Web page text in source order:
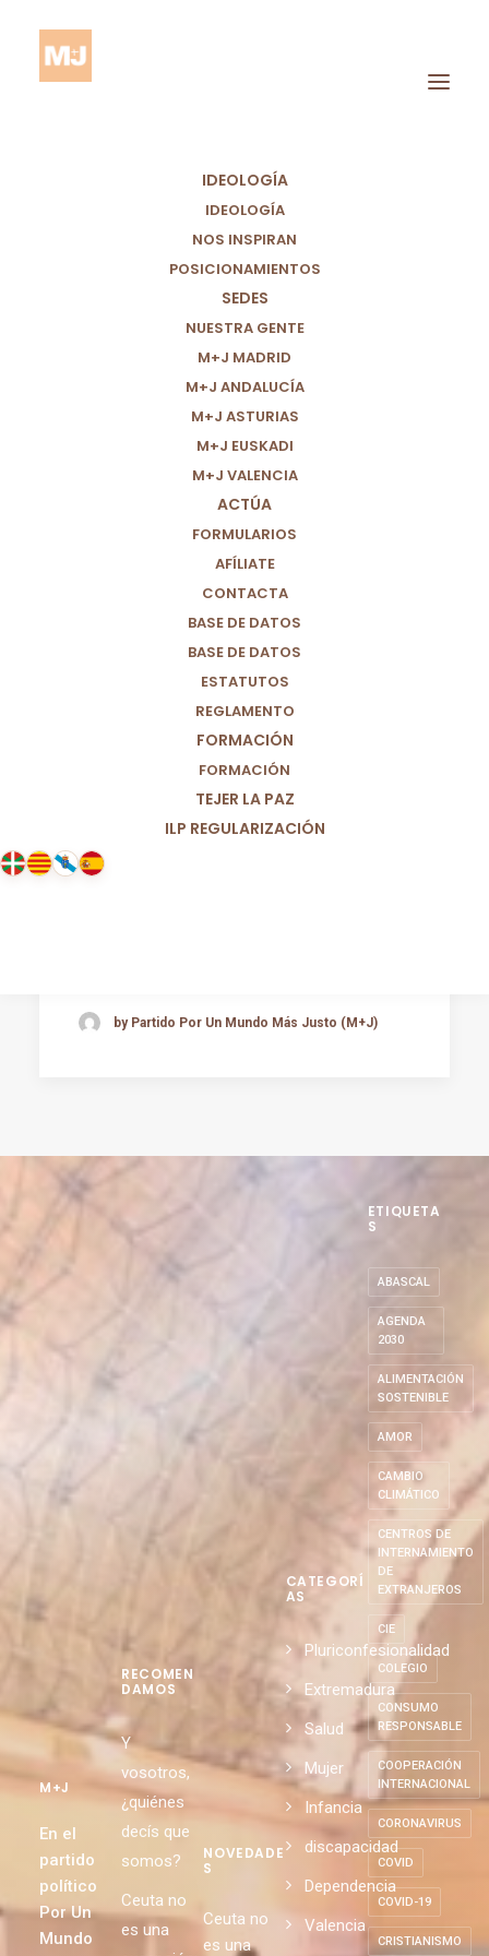
IDEOLOGÍA
IDEOLOGÍA
NOS INSPIRAN
POSICIONAMIENTOS
SEDES
NUESTRA GENTE
M+J MADRID
M+J ANDALUCÍA
M+J ASTURIAS
M+J EUSKADI
M+J VALENCIA
ACTÚA
FORMULARIOS
AFÍLIATE
CONTACTA
BASE DE DATOS
BASE DE DATOS
ESTATUTOS
REGLAMENTO
FORMACIÓN
FORMACIÓN
TEJER LA PAZ
ILP REGULARIZACIÓN
Escuelas De Familias
by Partido Por Un Mundo Más Justo (M+J)
M+J
En el
partido
político
Por Un
Mundo
RECOMEN
DAMOS
Y
vosotros,
¿quiénes
decís que
somos?
Ceuta no
es una
NOVEDADE
S
Ceuta no
es una
CATEGORÍ
AS
Pluriconfesionalidad
Extremadura
Salud
Mujer
Infancia
discapacidad
Dependencia
Valencia
ETIQUETA
S
ABASCAL
AGENDA
2030
ALIMENTACIÓN
SOSTENIBLE
AMOR
CAMBIO
CLIMÁTICO
CENTROS DE
INTERNAMIENTO
DE
EXTRANJEROS
CIE
COLEGIO
CONSUMO
RESPONSABLE
COOPERACIÓN
INTERNACIONAL
CORONAVIRUS
COVID
COVID-19
CRISTIANISMO